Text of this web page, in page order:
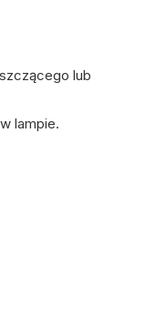
lub
lampie.